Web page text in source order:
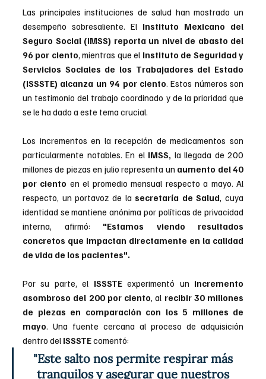
Las principales instituciones de salud han mostrado un
desempeño sobresaliente. El Instituto Mexicano del
Seguro Social (IMSS) reporta un nivel de abasto del
96 por ciento, mientras que el Instituto de Seguridad y
Servicios Sociales de los Trabajadores del Estado
(ISSSTE) alcanza un 94 por ciento. Estos números son
un testimonio del trabajo coordinado y de la prioridad que
se le ha dado a este tema crucial.
Los incrementos en la recepción de medicamentos son
particularmente notables. En el IMSS, la llegada de 200
millones de piezas en julio representa un aumento del 40
por ciento en el promedio mensual respecto a mayo. Al
respecto, un portavoz de la secretaría de Salud, cuya
identidad se mantiene anónima por políticas de privacidad
interna, afirmó: "Estamos viendo resultados
concretos que impactan directamente en la calidad
de vida de los pacientes".
Por su parte, el ISSSTE experimentó un incremento
asombroso del 200 por ciento, al recibir 30 millones
de piezas en comparación con los 5 millones de
mayo. Una fuente cercana al proceso de adquisición
dentro del ISSSTE comentó:
"Este salto nos permite respirar más
tranquilos y asegurar que nuestros